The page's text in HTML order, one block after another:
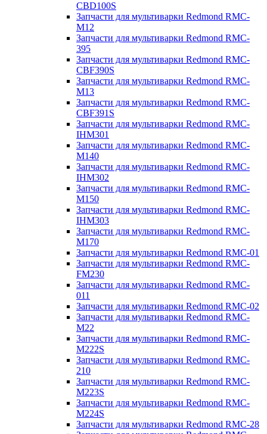
CBD100S
Запчасти для мультиварки Redmond RMC-
M12
Запчасти для мультиварки Redmond RMC-
395
Запчасти для мультиварки Redmond RMC-
CBF390S
Запчасти для мультиварки Redmond RMC-
M13
Запчасти для мультиварки Redmond RMC-
CBF391S
Запчасти для мультиварки Redmond RMC-
IHM301
Запчасти для мультиварки Redmond RMC-
M140
Запчасти для мультиварки Redmond RMC-
IHM302
Запчасти для мультиварки Redmond RMC-
M150
Запчасти для мультиварки Redmond RMC-
IHM303
Запчасти для мультиварки Redmond RMC-
M170
Запчасти для мультиварки Redmond RMC-01
Запчасти для мультиварки Redmond RMC-
FM230
Запчасти для мультиварки Redmond RMC-
011
Запчасти для мультиварки Redmond RMC-02
Запчасти для мультиварки Redmond RMC-
M22
Запчасти для мультиварки Redmond RMC-
M222S
Запчасти для мультиварки Redmond RMC-
210
Запчасти для мультиварки Redmond RMC-
M223S
Запчасти для мультиварки Redmond RMC-
M224S
Запчасти для мультиварки Redmond RMC-28